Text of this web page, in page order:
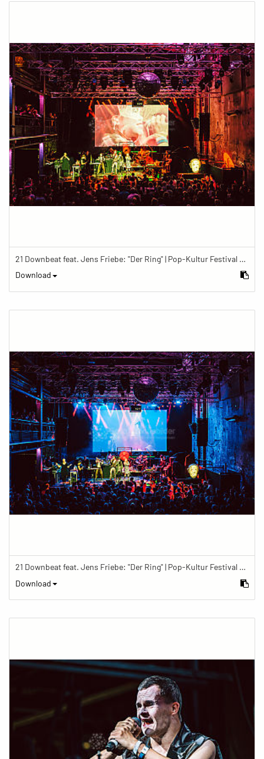
21 Downbeat feat. Jens Friebe: "Der Ring" | Pop-Kultur Festival 2019
Download
21 Downbeat feat. Jens Friebe: "Der Ring" | Pop-Kultur Festival 2019
Download